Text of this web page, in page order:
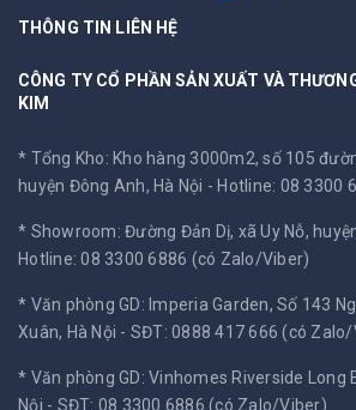
THÔNG TIN LIÊN HỆ
CÔNG TY CỔ PHẦN SẢN XUẤT VÀ
KIM
* Tổng Kho: Kho hàng 3000m2, số 105
huyện Đông Anh, Hà Nội - Hotline: 08 3300
* Showroom: Đường Đản Dị, xã Uy Nỗ,
Hotline: 08 3300 6886 (có Zalo/Viber)
* Văn phòng GD: Imperia Garden, Số 143
Xuân, Hà Nội - SĐT: 0888 417 666 (có
* Văn phòng GD: Vinhomes Riverside Long
Nội - SĐT: 08 3300 6886 (có Zalo/Viber)